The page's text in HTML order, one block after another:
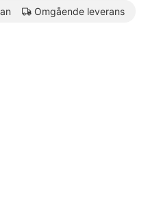
Omgående leverans